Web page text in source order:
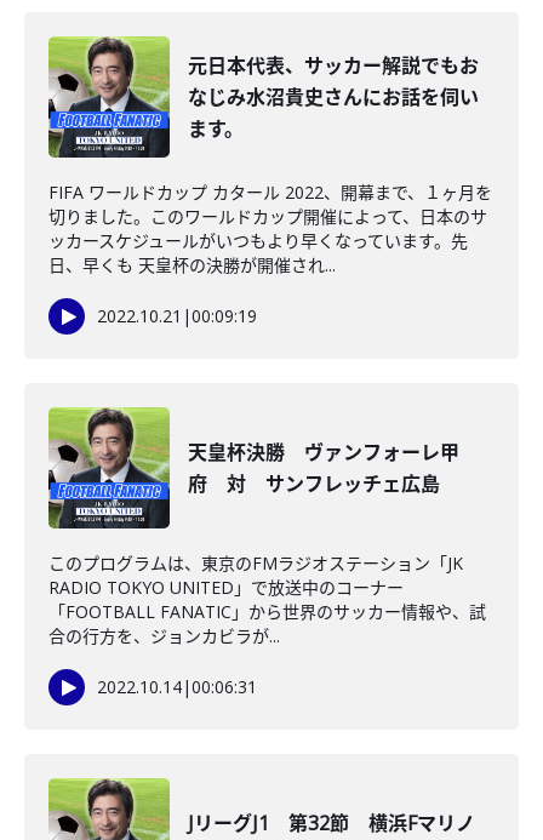
元日本代表、サッカー解説でもお
なじみ水沼貴史さんにお話を伺い
ます。
FIFA ワールドカップ カタール 2022、開幕まで、１ヶ月を
切りました。このワールドカップ開催によって、日本のサ
ッカースケジュールがいつもより早くなっています。先
日、早くも 天皇杯の決勝が開催され...
2022.10.21 |00:09:19
天皇杯決勝 ヴァンフォーレ甲
府 対 サンフレッチェ広島
このプログラムは、東京のFMラジオステーション「JK
RADIO TOKYO UNITED」で放送中のコーナー
「FOOTBALL FANATIC」から世界のサッカー情報や、試
合の行方を、ジョンカビラが...
2022.10.14|00:06:31
JリーグJ1 第32節 横浜Fマリノ